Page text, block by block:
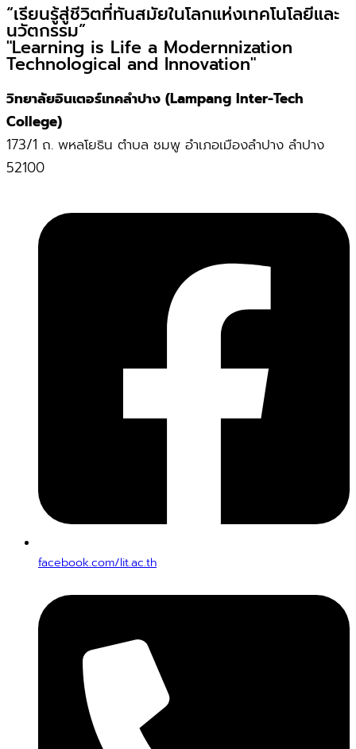
“เรียนรู้สู่ชีวิตที่ทันสมัยในโลกแห่งเทคโนโลยีและ
นวัตกรรม”
"Learning is Life a Modernnization
Technological and Innovation"
วิทยาลัยอินเตอร์เทคลำปาง (Lampang Inter-Tech
College)
173/1 ถ. พหลโยธิน ตำบล ชมพู อำเภอเมืองลำปาง ลำปาง
52100
facebook.com/lit.ac.th